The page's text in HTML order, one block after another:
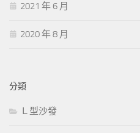
2021 年 6 月
2020 年 8 月
分類
Ｌ型沙發